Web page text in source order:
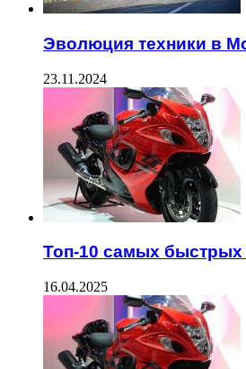
Эволюция техники в
23.11.2024
Топ-10 самых быстрых
16.04.2025